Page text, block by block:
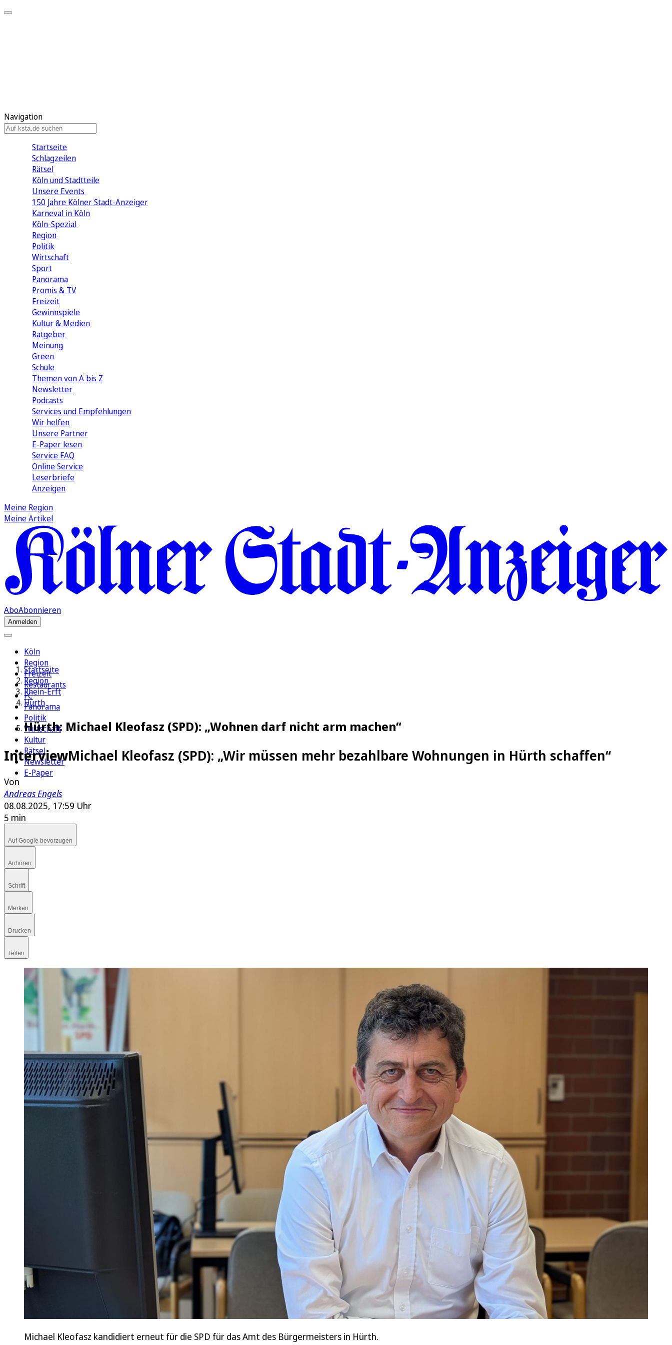
Navigation
Startseite
Schlagzeilen
Rätsel
Köln und Stadtteile
Unsere Events
150 Jahre Kölner Stadt-Anzeiger
Karneval in Köln
Köln-Spezial
Region
Politik
Wirtschaft
Sport
Panorama
Promis & TV
Freizeit
Gewinnspiele
Kultur & Medien
Ratgeber
Meinung
Green
Schule
Themen von A bis Z
Newsletter
Podcasts
Services und Empfehlungen
Wir helfen
Unsere Partner
E-Paper lesen
Service FAQ
Online Service
Leserbriefe
Anzeigen
Meine Region
Meine Artikel
AboAbonnieren
Anmelden
Köln
Region
Freizeit
Restaurants
FC
Panorama
Politik
Wirtschaft
Kultur
Rätsel
Newsletter
E-Paper
Startseite
Region
Rhein-Erft
Hürth
Hürth: Michael Kleofasz (SPD): „Wohnen darf nicht arm machen“
InterviewMichael Kleofasz (SPD): „Wir müssen mehr bezahlbare Wohnungen in Hürth schaffen“
Von
Andreas Engels
08.08.2025, 17:59 Uhr
5 min
Auf Google bevorzugen
Anhören
Schrift
Merken
Drucken
Teilen
Michael Kleofasz kandidiert erneut für die SPD für das Amt des Bürgermeisters in Hürth.